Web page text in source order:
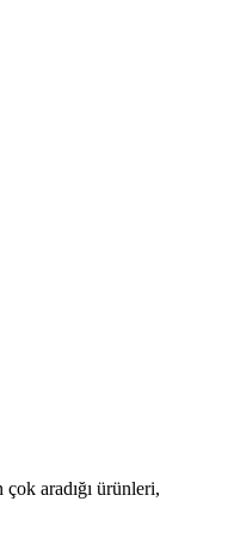
aradığı ürünleri,